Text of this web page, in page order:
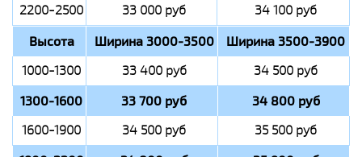
2200-2500 33 000 руб 34 100 руб
Высота Ширина 3000-3500 Ширина 3500-3900
1000-1300 33 400 руб 34 500 руб
1300-1600 33 700 руб 34 800 руб
1600-1900 34 500 руб 35 500 руб